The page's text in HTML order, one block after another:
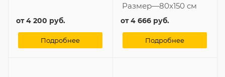
от4 200 руб.
Подробнее
Размер—80x150 см
от4 666 руб.
Подробнее